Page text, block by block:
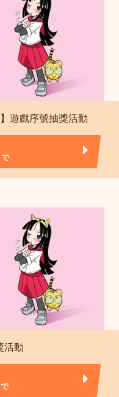
遊戲序號抽獎活動
活動